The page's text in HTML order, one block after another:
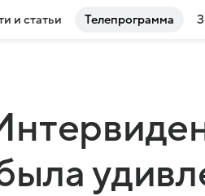
и статьи Телепрограмма